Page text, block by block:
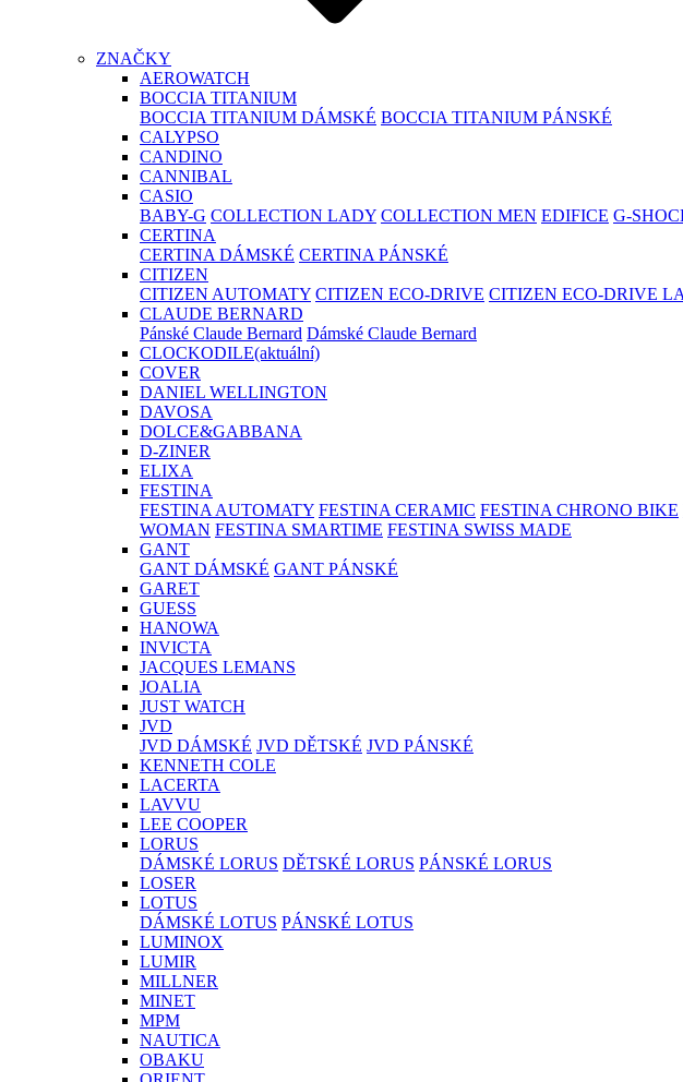
ZNAČKY
AEROWATCH
BOCCIA TITANIUM
BOCCIA TITANIUM DÁMSKÉ BOCCIA TITANIUM PÁNSKÉ
CALYPSO
CANDINO
CANNIBAL
CASIO
BABY-G COLLECTION LADY COLLECTION MEN EDIFICE G-
CERTINA
CERTINA DÁMSKÉ CERTINA PÁNSKÉ
CITIZEN
CITIZEN AUTOMATY CITIZEN ECO-DRIVE CITIZEN ECO-DRIVE
CLAUDE BERNARD
Pánské Claude Bernard Dámské Claude Bernard
CLOCKODILE(aktuální)
COVER
DANIEL WELLINGTON
DAVOSA
DOLCE&GABBANA
D-ZINER
ELIXA
FESTINA
FESTINA AUTOMATY FESTINA CERAMIC FESTINA CHRONO BIKE
WOMAN FESTINA SMARTIME FESTINA SWISS MADE
GANT
GANT DÁMSKÉ GANT PÁNSKÉ
GARET
GUESS
HANOWA
INVICTA
JACQUES LEMANS
JOALIA
JUST WATCH
JVD
JVD DÁMSKÉ JVD DĚTSKÉ JVD PÁNSKÉ
KENNETH COLE
LACERTA
LAVVU
LEE COOPER
LORUS
DÁMSKÉ LORUS DĚTSKÉ LORUS PÁNSKÉ LORUS
LOSER
LOTUS
DÁMSKÉ LOTUS PÁNSKÉ LOTUS
LUMINOX
LUMIR
MILLNER
MINET
MPM
NAUTICA
OBAKU